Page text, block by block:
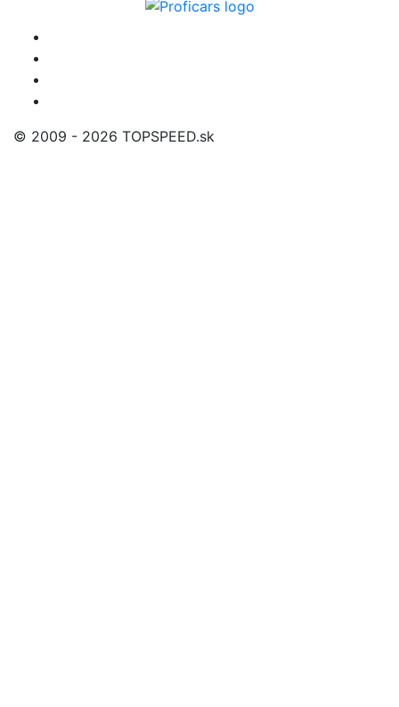
© 2009 - 2026 TOPSPEED.sk